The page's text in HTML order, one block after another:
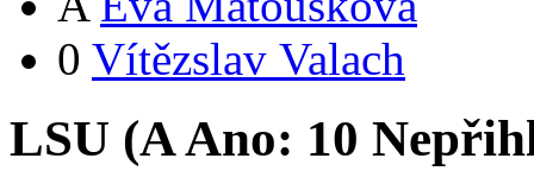
0 Vítězslav Valach
LSU (AAno: 10